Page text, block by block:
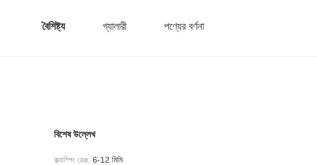
বৈশিষ্ট্য গ্যালারী পণ্যের বর্ণনা
বিশেষ উল্লেখ
ক্ল্যাম্পিং রেঞ্জ: 6-12 মিমি